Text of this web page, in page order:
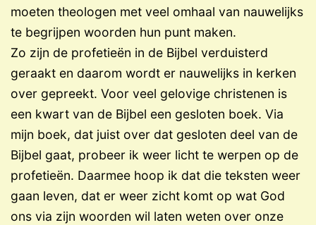
moeten theologen met veel omhaal van nauwelijks
te begrijpen woorden hun punt maken.
Zo zijn de profetieën in de Bijbel verduisterd
geraakt en daarom wordt er nauwelijks in kerken
over gepreekt. Voor veel gelovige christenen is
een kwart van de Bijbel een gesloten boek. Via
mijn boek, dat juist over dat gesloten deel van de
Bijbel gaat, probeer ik weer licht te werpen op de
profetieën. Daarmee hoop ik dat die teksten weer
gaan leven, dat er weer zicht komt op wat God
ons via zijn woorden wil laten weten over onze